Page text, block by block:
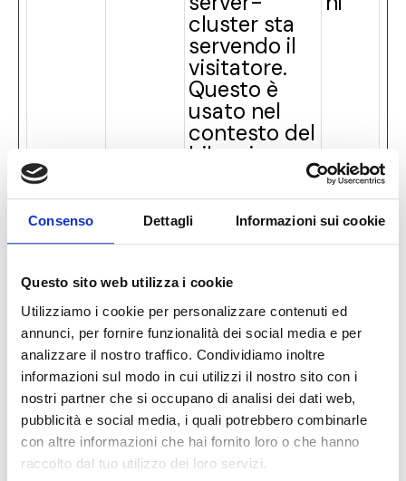
Consenso Dettagli Informazioni sui cookie
Questo sito web utilizza i cookie
Utilizziamo i cookie per personalizzare contenuti ed
annunci, per fornire funzionalità dei social media e per
analizzare il nostro traffico. Condividiamo inoltre
informazioni sul modo in cui utilizzi il nostro sito con i
nostri partner che si occupano di analisi dei dati web,
pubblicità e social media, i quali potrebbero combinarle
con altre informazioni che hai fornito loro o che hanno
raccolto dal tuo utilizzo dei loro servizi.
cluster sta
servendo il
visitatore.
Questo è
usato nel
contesto del
bilanciamen
carico, al
fine di
dell'utente.
AWSA
LBCOR
S
Userback Registra
quale
server-
cluster sta
servendo il
visitatore.
Questo è
usato nel
7
gior